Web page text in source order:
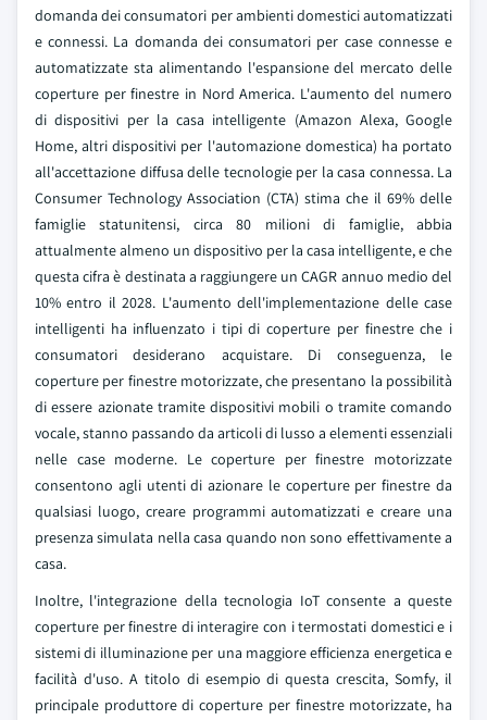
domanda dei consumatori per ambienti domestici automatizzati
e connessi. La domanda dei consumatori per case connesse e
automatizzate sta alimentando l'espansione del mercato delle
coperture per finestre in Nord America. L'aumento del numero
di dispositivi per la casa intelligente (Amazon Alexa, Google
Home, altri dispositivi per l'automazione domestica) ha portato
all'accettazione diffusa delle tecnologie per la casa connessa. La
Consumer Technology Association (CTA) stima che il 69% delle
famiglie statunitensi, circa 80 milioni di famiglie, abbia
attualmente almeno un dispositivo per la casa intelligente, e che
questa cifra è destinata a raggiungere un CAGR annuo medio del
10% entro il 2028. L'aumento dell'implementazione delle case
intelligenti ha influenzato i tipi di coperture per finestre che i
consumatori desiderano acquistare. Di conseguenza, le
coperture per finestre motorizzate, che presentano la possibilità
di essere azionate tramite dispositivi mobili o tramite comando
vocale, stanno passando da articoli di lusso a elementi essenziali
nelle case moderne. Le coperture per finestre motorizzate
consentono agli utenti di azionare le coperture per finestre da
qualsiasi luogo, creare programmi automatizzati e creare una
presenza simulata nella casa quando non sono effettivamente a
casa.
Inoltre, l'integrazione della tecnologia IoT consente a queste
coperture per finestre di interagire con i termostati domestici e i
sistemi di illuminazione per una maggiore efficienza energetica e
facilità d'uso. A titolo di esempio di questa crescita, Somfy, il
principale produttore di coperture per finestre motorizzate, ha